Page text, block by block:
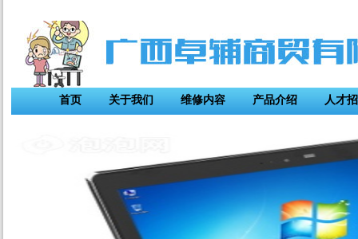
首页 关于我们 维修内容 产品介绍 人才